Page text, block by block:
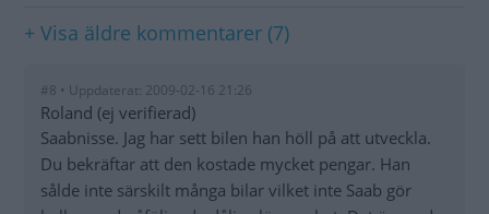
+ Visa äldre kommentarer (7)
#8 • Uppdaterat: 2009-02-16 21:26
Roland (ej verifierad)
Saabnisse. Jag har sett bilen han höll på att utveckla.
Du bekräftar att den kostade mycket pengar. Han
sålde inte särskilt många bilar vilket inte Saab gör